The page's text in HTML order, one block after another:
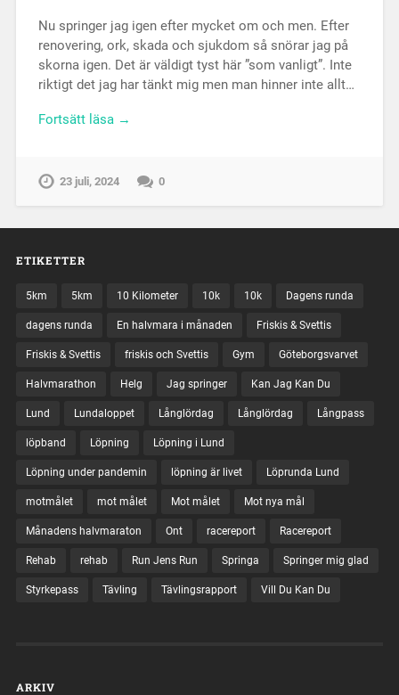
Nu springer jag igen efter mycket om och men. Efter
renovering, ork, skada och sjukdom så snörar jag på
skorna igen. Det är väldigt tyst här ”som vanligt”. Inte
riktigt det jag har tänkt mig men man hinner inte allt…
Fortsätt läsa →
23 juli, 2024 0
ETIKETTER
5km 5km 10 Kilometer 10k 10k Dagens runda
dagens runda En halvmara i månaden Friskis & Svettis
Friskis & Svettis friskis och Svettis Gym Göteborgsvarvet
Halvmarathon Helg Jag springer Kan Jag Kan Du
Lund Lundaloppet Långlördag Långlördag Långpass
löpband Löpning Löpning i Lund
Löpning under pandemin löpning är livet Löprunda Lund
motmålet mot målet Mot målet Mot nya mål
Månadens halvmaraton Ont racereport Racereport
Rehab rehab Run Jens Run Springa Springer mig glad
Styrkepass Tävling Tävlingsrapport Vill Du Kan Du
ARKIV